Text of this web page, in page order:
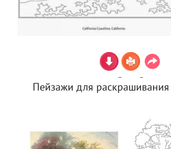
Пейзажи для